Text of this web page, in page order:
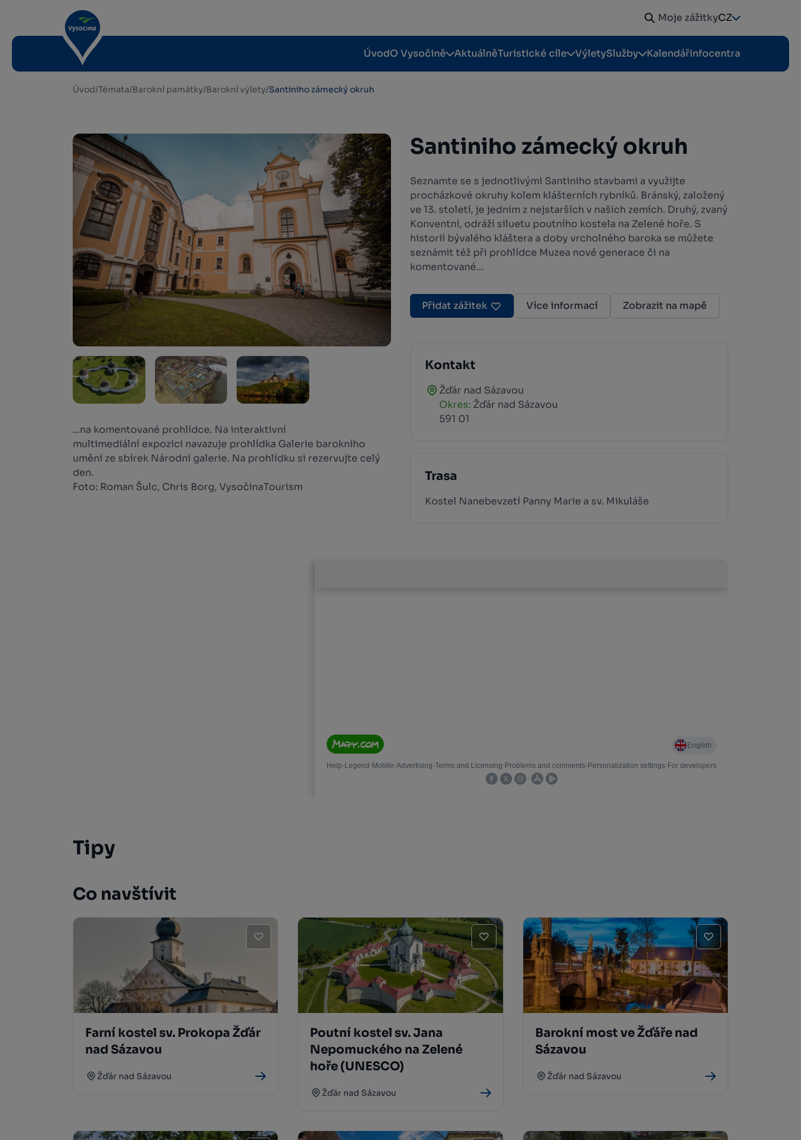
Moje zážitkyCZ
ÚvodO Vysočině AktuálněTuristické cíle VýletySlužby KalendářInfocentra
Úvod/Témata/Barokní památky/Barokní výlety/Santiniho zámecký okruh
Santiniho zámecký okruh
Seznamte se s jednotlivými Santiniho stavbami a využijte
procházkové okruhy kolem klášterních rybníků. Bránský, založený
ve 13. století, je jedním z nejstarších v našich zemích. Druhý, zvaný
Konventní, odráží siluetu poutního kostela na Zelené hoře. S
historií bývalého kláštera a doby vrcholného baroka se můžete
seznámit též při prohlídce Muzea nové generace či na
komentované...
Přidat zážitek Více informací Zobrazit na mapě
Kontakt
Žďár nad Sázavou
Okres: Žďár nad Sázavou
591 01
Trasa
Kostel Nanebevzetí Panny Marie a sv. Mikuláše
...na komentované prohlídce. Na interaktivní
multimediální expozici navazuje prohlídka Galerie barokního
umění ze sbírek Národní galerie. Na prohlídku si rezervujte celý
den.
Foto: Roman Šulc, Chris Borg, VysočinaTourism
Tipy
Co navštívit
Farní kostel sv. Prokopa Žďár
nad Sázavou
Žďár nad Sázavou
Poutní kostel sv. Jana
Nepomuckého na Zelené
hoře (UNESCO)
Žďár nad Sázavou
Barokní most ve Žďáře nad
Sázavou
Žďár nad Sázavou